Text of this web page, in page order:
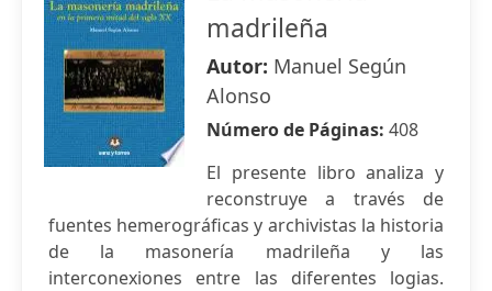
madrileña
Autor: Manuel Según
Alonso
Número de Páginas: 408
El presente libro analiza y
reconstruye a través de
fuentes hemerográficas y archivistas la historia
de la masonería madrileña y las
interconexiones entre las diferentes logias.